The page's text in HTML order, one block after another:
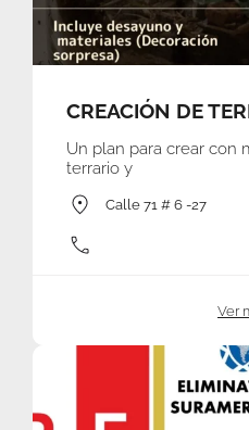
CREACIÓN DE
Un plan para crear con
terrario y
Calle 71 # 6 -27
Ver